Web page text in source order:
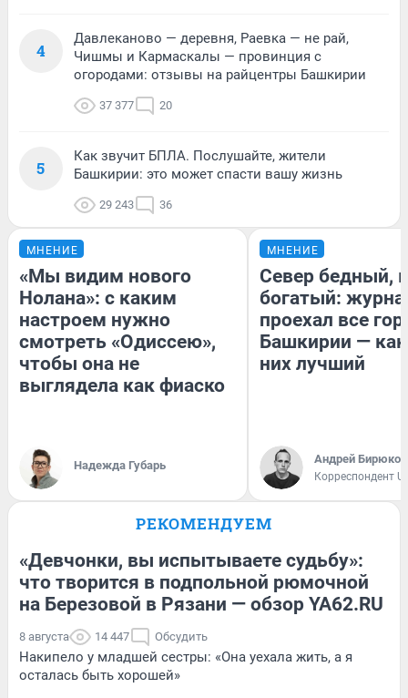
4
Давлеканово — деревня, Раевка — не рай,
Чишмы и Кармаскалы — провинция с
огородами: отзывы на райцентры Башкирии
37 377 20
5
Как звучит БПЛА. Послушайте, жители
Башкирии: это может спасти вашу жизнь
29 243 36
МНЕНИЕ
«Мы видим нового
Нолана»: с каким
настроем нужно
смотреть «Одиссею»,
чтобы она не
выглядела как фиаско
Надежда Губарь
МНЕНИЕ
Север бедный,
богатый:
проехал все
Башкирии —
них лучший
Андрей Бирюков
Корреспондент
РЕКОМЕНДУЕМ
«Девчонки, вы испытываете судьбу»:
что творится в подпольной рюмочной
на Березовой в Рязани — обзор YA62.RU
8 августа 14 447 Обсудить
Накипело у младшей сестры: «Она уехала жить, а я
осталась быть хорошей»